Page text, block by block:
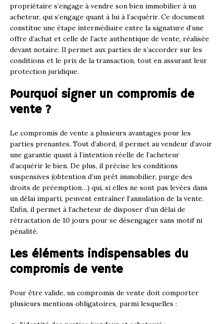
propriétaire s’engage à vendre son bien immobilier à un
acheteur, qui s’engage quant à lui à l’acquérir. Ce document
constitue une étape intermédiaire entre la signature d’une
offre d’achat et celle de l’acte authentique de vente, réalisée
devant notaire. Il permet aux parties de s’accorder sur les
conditions et le prix de la transaction, tout en assurant leur
protection juridique.
Pourquoi signer un compromis de
vente ?
Le compromis de vente a plusieurs avantages pour les
parties prenantes. Tout d’abord, il permet au vendeur d’avoir
une garantie quant à l’intention réelle de l’acheteur
d’acquérir le bien. De plus, il précise les conditions
suspensives (obtention d’un prêt immobilier, purge des
droits de préemption…) qui, si elles ne sont pas levées dans
un délai imparti, peuvent entraîner l’annulation de la vente.
Enfin, il permet à l’acheteur de disposer d’un délai de
rétractation de 10 jours pour se désengager sans motif ni
pénalité.
Les éléments indispensables du
compromis de vente
Pour être valide, un compromis de vente doit comporter
plusieurs mentions obligatoires, parmi lesquelles :